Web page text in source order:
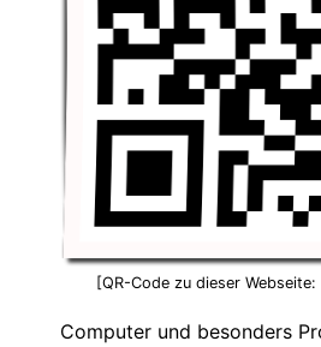
[QR-Code zu dieser
Computer und besonders